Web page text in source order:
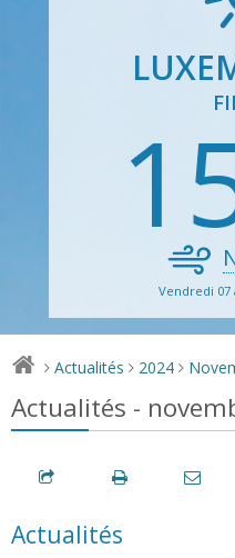
Vendredi 07
> Actualités > 2024 >
Actualités -
Actualités